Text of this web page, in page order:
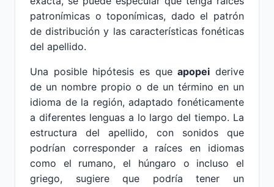
patronímicas o toponímicas, dado el patrón
de distribución y las características fonéticas
del apellido.
Una posible hipótesis es queapopei derive
de un nombre propio o de un término en un
idioma de la región, adaptado fonéticamente
a diferentes lenguas a lo largo del tiempo. La
estructura del apellido, con sonidos que
podrían corresponder a raíces en idiomas
como el rumano, el húngaro o incluso el
griego, sugiere que podría tener un